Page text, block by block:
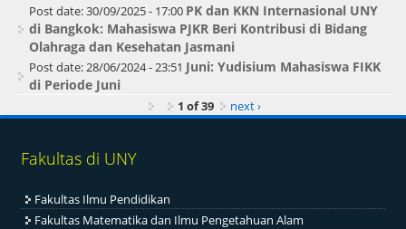
Post date:30/09/2025 - 17:00 PK dan KKN Internasional UNY
di Bangkok: Mahasiswa PJKR Beri Kontribusi di Bidang
Olahraga dan Kesehatan Jasmani
Post date:28/06/2024 - 23:51 Juni: Yudisium Mahasiswa FIKK
di Periode Juni
1 of 39 next ›
Fakultas di UNY
Fakultas Ilmu Pendidikan
Fakultas Matematika dan Ilmu Pengetahuan Alam